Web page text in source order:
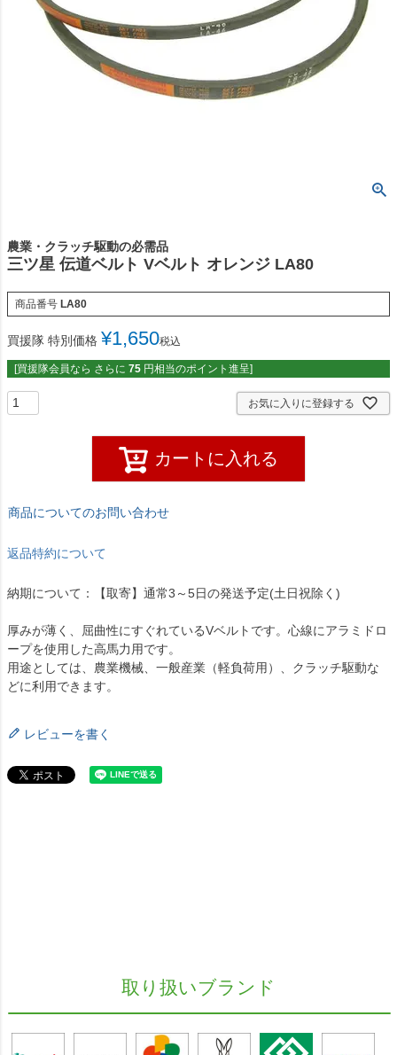
農業・クラッチ駆動の必需品
三ツ星 伝道ベルト Vベルト オレンジ LA80
商品番号 LA80
買援隊 特別価格 ¥1,650税込
[買援隊会員なら さらに 75 円相当のポイント進呈]
お気に入りに登録する
カートに入れる
商品についてのお問い合わせ
返品特約について
納期について：【取寄】通常3～5日の発送予定(土日祝除く)
厚みが薄く、屈曲性にすぐれているVベルトです。心線にアラミドロ
ープを使用した高馬力用です。
用途としては、農業機械、一般産業（軽負荷用）、クラッチ駆動な
どに利用できます。
レビューを書く
取り扱いブランド